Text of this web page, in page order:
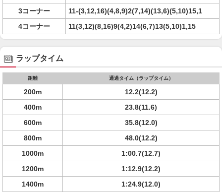
3コーナー
11-(3,12,16)(4,8,9)2(7,14)(13,6)(5,10)15,1
4コーナー
11(3,12)(8,16)9(4,2)14(6,7)13(5,10)1,15
ラップタイム
距離 通過タイム（ラップタイム）
200m
12.2(12.2)
400m
23.8(11.6)
600m
35.8(12.0)
800m
48.0(12.2)
1000m
1:00.7(12.7)
1200m
1:12.9(12.2)
1400m
1:24.9(12.0)